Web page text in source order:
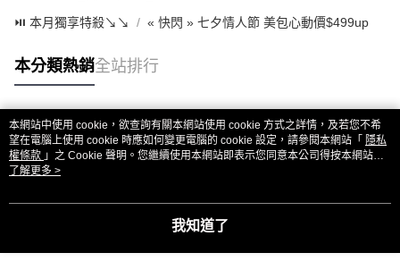
⏯︎ 本月獨享特殺↘︎↘︎ « 快閃 » 七夕情人節 美包心動價$499up
本分類熱銷全站排行
熱門標籤
本網站中使用 cookie，欲查詢有關本網站使用 cookie 方式之詳情，及若您不希
望在電腦上使用 cookie 時應如何變更電腦的 cookie 設定，請參閱本網站「 隱私
權條款 」之 Cookie 聲明。您繼續使用本網站即表示您同意本公司得按本網站使
用條款之 Cookie 聲明使用 cookie。
了解更多 >
我知道了